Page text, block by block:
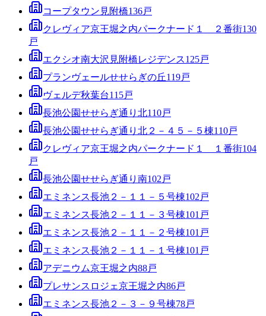
コープタウン見附橋136戸
クレヴィア京王堀之内パークナード１ ２番街130
戸
エクシオ南大沢見附橋レジデンス125戸
プランヴェールせせらぎの丘119戸
ヴェルデ秋葉台115戸
長池公園せせらぎ通り北110戸
長池公園せせらぎ通り北２－４５－５棟110戸
クレヴィア京王堀之内パークナード１ １番街104
戸
長池公園せせらぎ通り南102 戸
エミネンス長池２－１１－５号棟102 戸
エミネンス長池２－１１－３号棟101 戸
エミネンス長池２－１１－２号棟101 戸
エミネンス長池２－１１－１号棟101 戸
アデニウム京王堀之内88戸
プレサンスロジェ京王堀之内86戸
エミネンス長池２－３－９号棟78戸